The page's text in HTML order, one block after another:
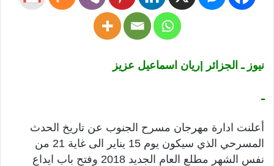
نيوز ـ الجزائر |ريان اسماعيل عزيز
ـ
أعلنت ادارة مهرجان مسرح الجنوب عن تاريخ الحدث
المسرحي الذي سيكون يوم 15 يناير الى غاية 21 من
نفس الشهر مطلع العام الجديد 2018 وفتح باب ايداع